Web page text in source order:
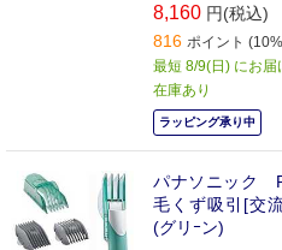
8,160 円(税込)
816 ポイント
最短 8/9(日) にお届
在庫あり
ラッピング承り中
パナソニック
毛くず吸引[交
(グリｰン)